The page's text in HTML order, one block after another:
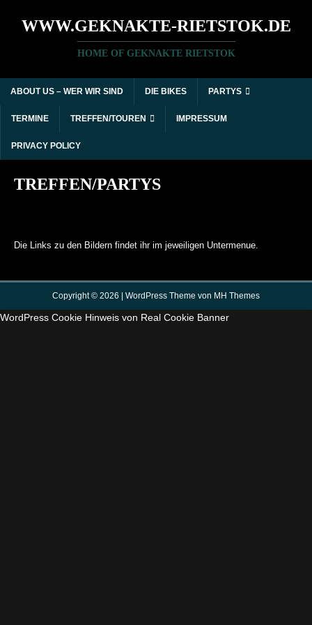
WWW.GEKNAKTE-RIETSTOK.DE
HOME OF GEKNAKTE RIETSTOK
ABOUT US – WER WIR SIND DIE BIKES PARTYS
TERMINE TREFFEN/TOUREN IMPRESSUM
PRIVACY POLICY
TREFFEN/PARTYS
Die Links zu den Bildern findet ihr im jeweiligen Untermenue.
Copyright © 2026 | WordPress Theme von MH Themes
WordPress Cookie Hinweis von Real Cookie Banner